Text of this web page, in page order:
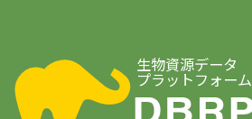
生物資源データ
プラットフォーム